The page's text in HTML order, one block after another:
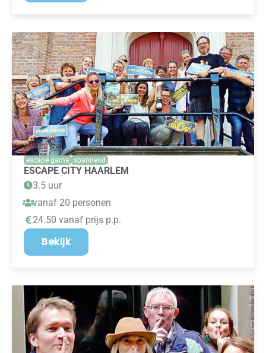
escape game spannend
ESCAPE CITY HAARLEM
3.5 uur
vanaf 20 personen
24.50 vanaf prijs p.p.
Bekijk